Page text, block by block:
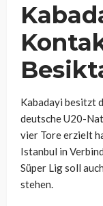
Kabadayi besitzt
deutsche U20-
vier Tore erzielt
Istanbul in
Süper Lig soll
stehen.